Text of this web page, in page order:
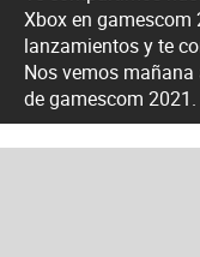
Xbox en
lanzamientos y te
Nos vemos
de gamescom 2021.